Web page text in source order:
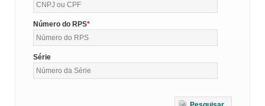
Número do RPS
Série